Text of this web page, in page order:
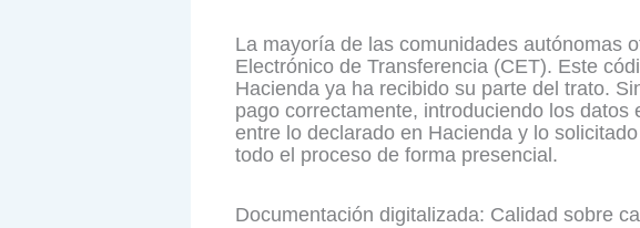
La mayoría de las comunidades autónomas
Electrónico de Transferencia (CET). Este
Hacienda ya ha recibido su parte del trato.
pago correctamente, introduciendo los
entre lo declarado en Hacienda y lo
todo el proceso de forma presencial.
Documentación digitalizada: Calidad sobre